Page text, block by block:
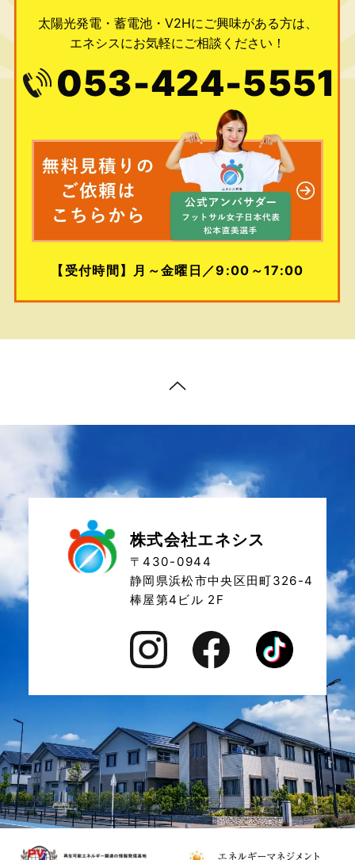
太陽光発電・蓄電池・V2Hにご興味がある方は、
エネシスにお気軽にご相談ください！
053-424-5551
【受付時間】月～金曜日／9:00～17:00
株式会社エネシス
〒430-0944
静岡県浜松市中央区田町326-4
棒屋第4ビル 2F